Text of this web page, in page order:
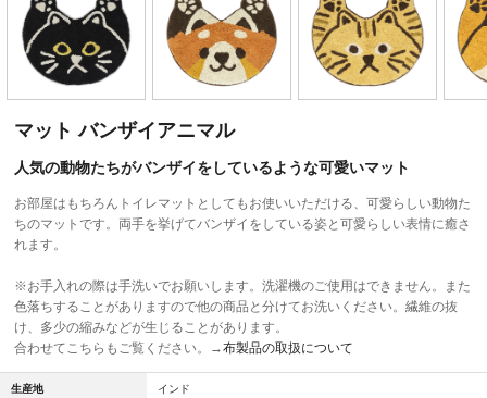
マット バンザイアニマル
人気の動物たちがバンザイをしているような可愛いマット
お部屋はもちろんトイレマットとしてもお使いいただける、可愛らしい動物た
ちのマットです。両手を挙げてバンザイをしている姿と可愛らしい表情に癒さ
れます。
※お手入れの際は手洗いでお願いします。洗濯機のご使用はできません。また
色落ちすることがありますので他の商品と分けてお洗いください。繊維の抜
け、多少の縮みなどが生じることがあります。
合わせてこちらもご覧ください。→布製品の取扱について
生産地 インド